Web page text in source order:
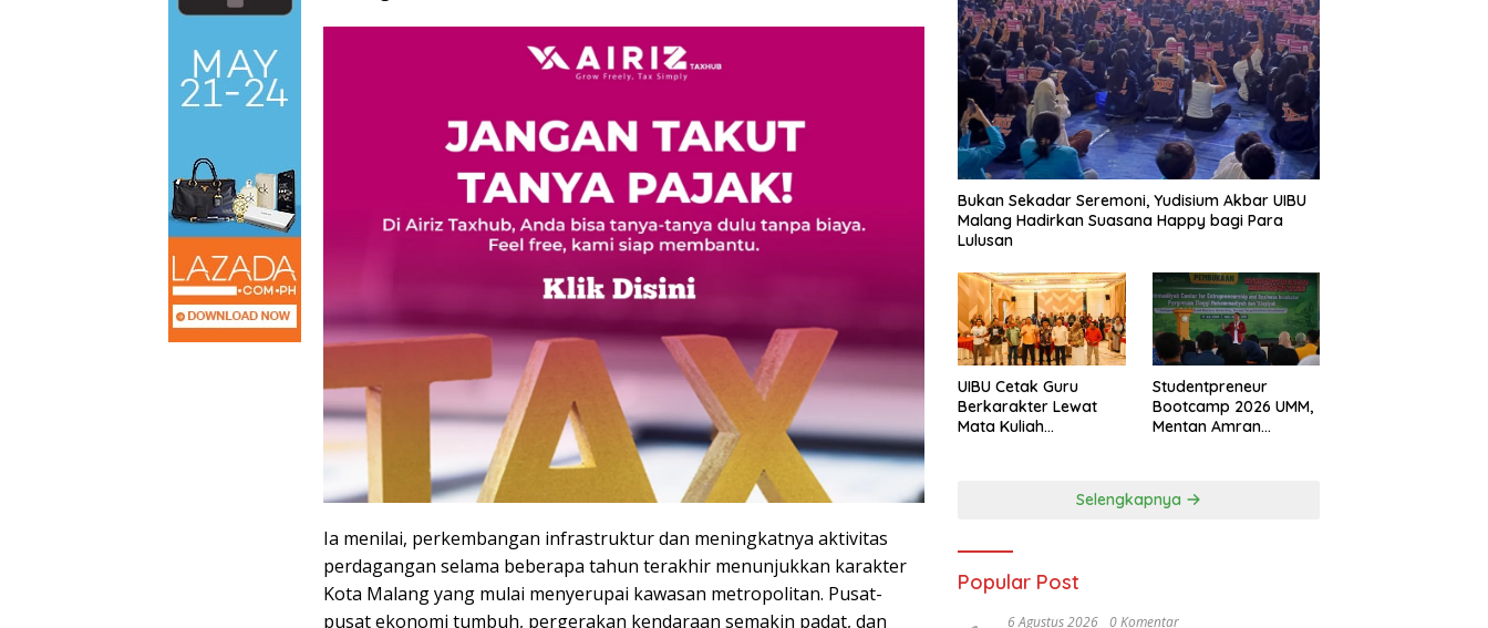
Ia menilai, perkembangan infrastruktur dan meningkatnya aktivitas
perdagangan selama beberapa tahun terakhir menunjukkan karakter
Kota Malang yang mulai menyerupai kawasan metropolitan. Pusat-
pusat ekonomi tumbuh, pergerakan kendaraan semakin padat, dan
Bukan Sekadar Seremoni, Yudisium Akbar UIBU
Malang Hadirkan Suasana Happy bagi Para
Lulusan
UIBU Cetak Guru
Berkarakter Lewat
Mata Kuliah
Studentpreneur
Bootcamp 2026 UMM,
Mentan Amran
Selengkapnya
Popular Post
6 Agustus 2026 0 Komentar